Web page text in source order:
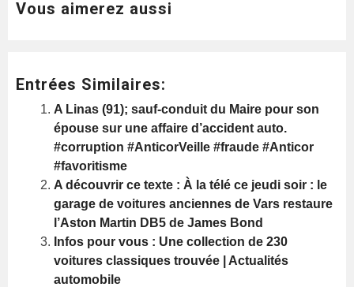
Vous aimerez aussi
Entrées Similaires:
A Linas (91); sauf-conduit du Maire pour son
épouse sur une affaire d’accident auto.
#corruption #AnticorVeille #fraude #Anticor
#favoritisme
A découvrir ce texte : À la télé ce jeudi soir : le
garage de voitures anciennes de Vars restaure
l’Aston Martin DB5 de James Bond
Infos pour vous : Une collection de 230
voitures classiques trouvée | Actualités
automobile